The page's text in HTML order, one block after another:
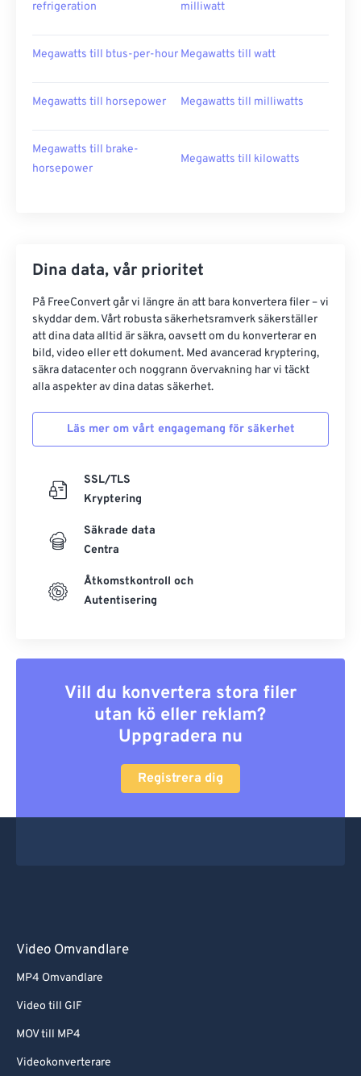
refrigeration milliwatt
Megawatts till btus-per-hour Megawatts till watt
Megawatts till horsepower Megawatts till milliwatts
Megawatts till brake-
horsepower
Megawatts till kilowatts
Dina data, vår prioritet
På FreeConvert går vi längre än att bara konvertera filer – vi
skyddar dem. Vårt robusta säkerhetsramverk säkerställer
att dina data alltid är säkra, oavsett om du konverterar en
bild, video eller ett dokument. Med avancerad kryptering,
säkra datacenter och noggrann övervakning har vi täckt
alla aspekter av dina datas säkerhet.
Läs mer om vårt engagemang för säkerhet
SSL/TLS
Kryptering
Säkrade data
Centra
Åtkomstkontroll och
Autentisering
Vill du konvertera stora filer
utan kö eller reklam?
Uppgradera nu
Registrera dig
Video Omvandlare
MP4 Omvandlare
Video till GIF
MOV till MP4
Videokonverterare